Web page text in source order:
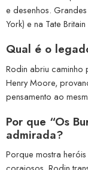
e desenhos.
York) e na Tate
Qual é o
Rodin abriu caminho
Henry Moore,
pensamento ao
Por que “Os
admirada?
Porque mostra